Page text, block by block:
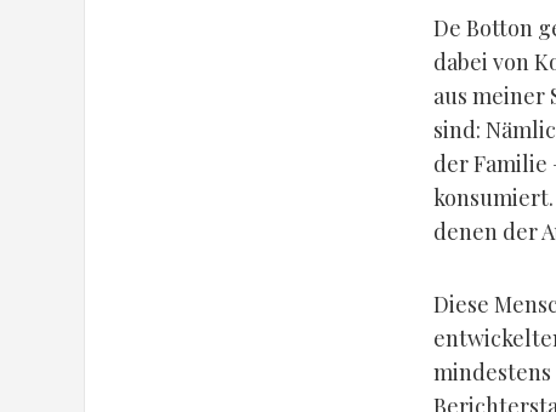
De Botton
dabei von
aus meiner
sind:
der Familie
denen der
Diese
mindestens